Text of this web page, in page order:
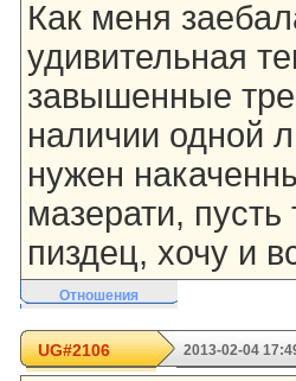
Как меня
удивительная
завышенные
наличии одной
нужен
мазерати,
пиздец, хочу и
Отношения
UG#2106 2013-02-04